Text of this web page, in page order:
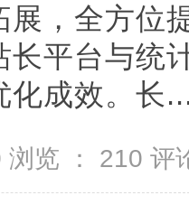
展，全方位
长平台与统
化成效。长
览 ： 210 评